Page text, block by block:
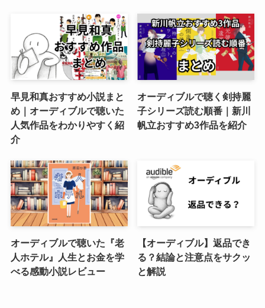
早見和真おすすめ小説まと
め｜オーディブルで聴いた
人気作品をわかりやすく紹
介
オーディブルで聴く剣持麗
子シリーズ読む順番｜新川
帆立おすすめ3作品を紹介
オーディブルで聴いた『老
人ホテル』人生とお金を学
べる感動小説レビュー
【オーディブル】返品でき
る？結論と注意点をサクッ
と解説